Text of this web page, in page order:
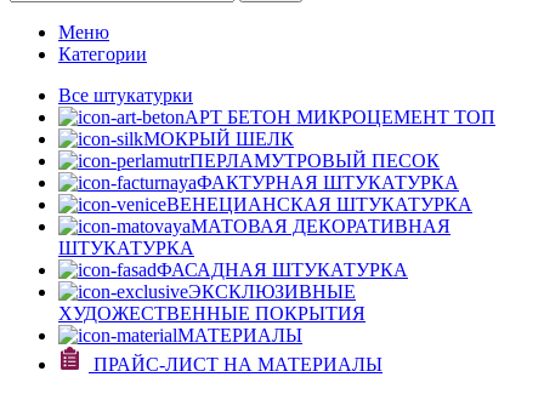
Меню
Категории
Все штукатурки
АРТ БЕТОН МИКРОЦЕМЕНТ ТОП
МОКРЫЙ ШЕЛК
ПЕРЛАМУТРОВЫЙ ПЕСОК
ФАКТУРНАЯ ШТУКАТУРКА
ВЕНЕЦИАНСКАЯ ШТУКАТУРКА
МАТОВАЯ ДЕКОРАТИВНАЯ
ШТУКАТУРКА
ФАСАДНАЯ ШТУКАТУРКА
ЭКСКЛЮЗИВНЫЕ
ХУДОЖЕСТВЕННЫЕ ПОКРЫТИЯ
МАТЕРИАЛЫ
ПРАЙС-ЛИСТ НА МАТЕРИАЛЫ